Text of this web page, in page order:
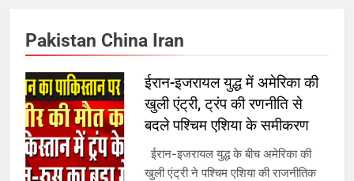
Pakistan China Iran
ईरान-इजरायल युद्ध में अमेरिका की
खुली एंट्री, ट्रंप की रणनीति से
बदले पश्चिम एशिया के समीकरण
ईरान-इजरायल युद्ध के बीच अमेरिका की
खुली एंट्री ने पश्चिम एशिया की राजनीतिक
बढ़ा पंचायतों का बजट
7
गाजा युद्धविराम को लेकर बड़ी खबरें